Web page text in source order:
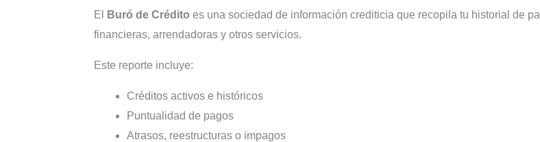
El Buró de Crédito es una sociedad de información crediticia que recopila tu historial de
financieras, arrendadoras y otros servicios.
Este reporte incluye:
Créditos activos e históricos
Puntualidad de pagos
Atrasos, reestructuras o impagos